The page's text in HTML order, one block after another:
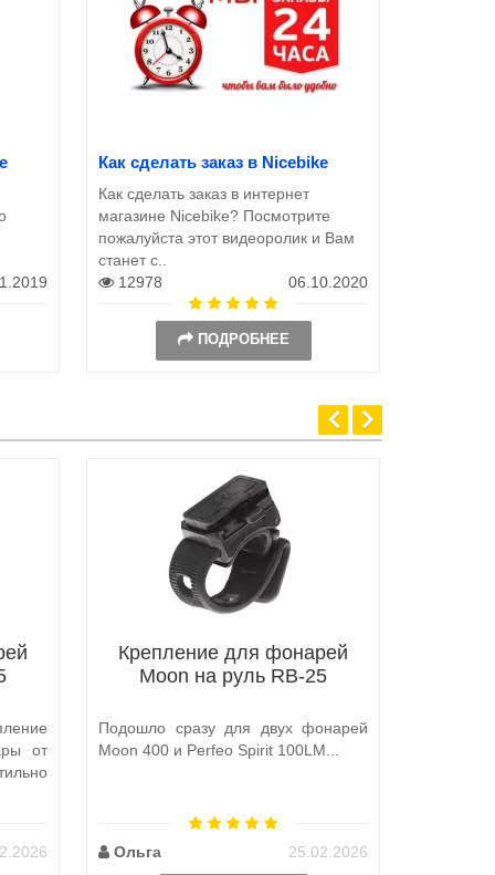
Как сделать заказ в Nicebike
Как сделать заказ в интернет
магазине Nicebike? Посмотрите
пожалуйста этот видеоролик и Вам
станет с..
12978
06.10.2020
ПОДРОБНЕЕ
от
Крепление для фонарей
Moon на руль RB-25
Подошло сразу для двух фонарей
Мооn 400 и Perfeo Spirit 100LM...
Ольга 25.02.2026